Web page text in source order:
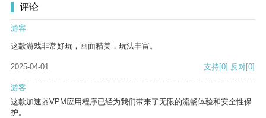
评论
游客
这款游戏非常好玩，画面精美，玩法丰富。
2025-04-01 支持[0] 反对[0]
游客
这款加速器VPM应用程序已经为我们带来了无限的流畅体验和安全性保
护。